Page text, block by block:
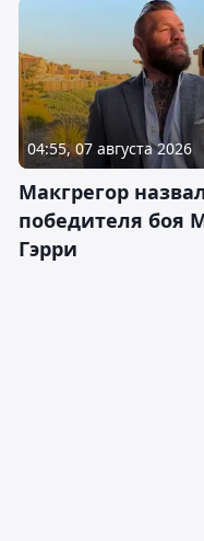
04:55, 07 августа 2026
Макгрегор
победителя боя
Гэрри